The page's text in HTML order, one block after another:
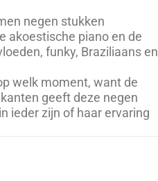
negen stukken
akoestische piano en de
funky, Braziliaans en
welk moment, want de
geeft deze negen
ieder zijn of haar ervaring